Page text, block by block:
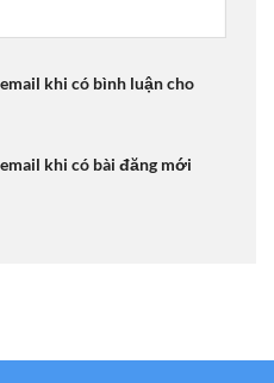
khi có bình luận cho
khi có bài đăng mới